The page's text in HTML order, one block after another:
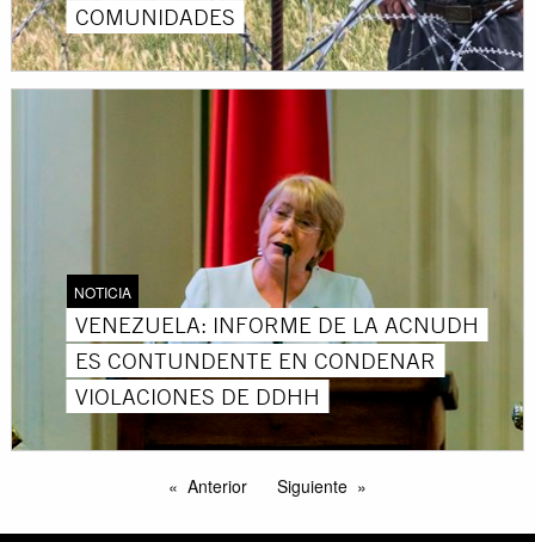
COMUNIDADES
NOTICIA
VENEZUELA: INFORME DE LA ACNUDH
ES CONTUNDENTE EN CONDENAR
VIOLACIONES DE DDHH
Anterior Siguiente